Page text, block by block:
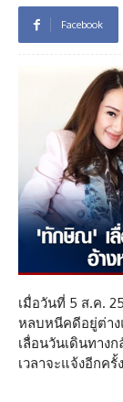
Facebook
เมื่อวันที่ 5 ส.ค.
หลบหนีคดีอยู่ต่าง
เลื่อนวันเดินทาง
เวลาจะแจ้งอีกค